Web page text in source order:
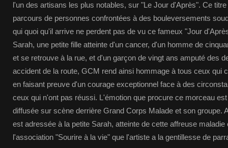
l'un des artisans les plus notables, sur "Le Jour d'Après". Ce
parcours de personnes confrontées à des bouleversements
qui quoi qu'il arrive ne perdent pas de vu ce fameux "Jour
Sarah, une petite fille atteinte d'un cancer, d'un homme de
et se retrouve à la rue, et d'un garçon de vingt ans amputé des
accident de la route, GCM rend ainsi hommage à tous ceux qui
en faisant preuve d'un courage exceptionnel face à des
ceux qui n'ont pas réussi. L'émotion que procure ce morceau
diffusée sur scène derrière Grand Corps Malade et son groupe.
est adressée à la petite Sarah, atteinte de cette affreuse maladie
l'association "Sourire à la vie" que l'artiste a la gentillesse de